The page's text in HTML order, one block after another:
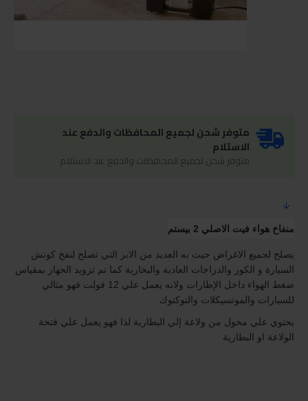
متوفر شحن لجميع المحافظات والدفع عند
الاستلام
متوفر شحن لجميع المحافظات والدفع عند الاستلام
منفاخ هواء فيت الاصلي 2 بيستم
يصلح لجميع الاغراض حيث به العديد من الابر التي تصلح لنفخ كوتش
السيارة و الكور والدراجات العادية والبخارية كما تم تزويد الجهاز بمقياس
ضغط الهواء داخل الإطارات ولانه يعمل علي 12 فولت فهو مثالي
للسيارات والموتسيكلات والتوكنوك
يحتوي علي محول من ولاعة إلي البطارية لذا فهو يعمل علي فتحة
الولاعة او البطارية